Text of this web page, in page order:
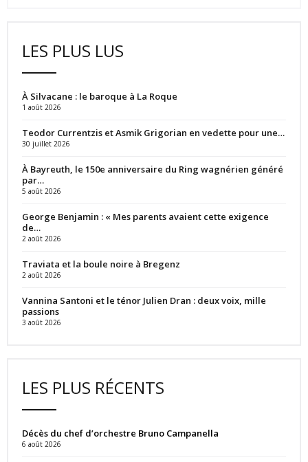
LES PLUS LUS
À Silvacane : le baroque à La Roque
1 août 2026
Teodor Currentzis et Asmik Grigorian en vedette pour une…
30 juillet 2026
À Bayreuth, le 150e anniversaire du Ring wagnérien généré
par…
5 août 2026
George Benjamin : « Mes parents avaient cette exigence
de…
2 août 2026
Traviata et la boule noire à Bregenz
2 août 2026
Vannina Santoni et le ténor Julien Dran : deux voix, mille
passions
3 août 2026
LES PLUS RÉCENTS
Décès du chef d’orchestre Bruno Campanella
6 août 2026